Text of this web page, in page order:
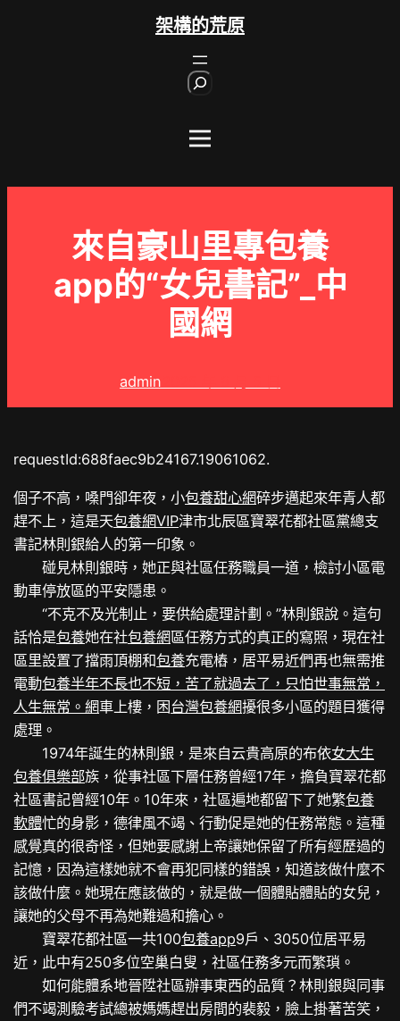
架構的荒原
來自豪山里專包養
app的“女兒書記”_中
國網
admin
requestId:688faec9b24167.19061062.
個子不高，嗓門卻年夜，小包養甜心網碎步邁起來年青人都
趕不上，這是天包養網VIP津市北辰區寶翠花都社區黨總支
書記林則銀給人的第一印象。
碰見林則銀時，她正與社區任務職員一道，檢討小區電
動車停放區的平安隱患。
“不克不及光制止，要供給處理計劃。”林則銀說。這句
話恰是包養她在社包養網區任務方式的真正的寫照，現在社
區里設置了擋雨頂棚和包養充電樁，居平易近們再也無需推
電動包養半年不長也不短，苦了就過去了，只怕世事無常，
人生無常。網車上樓，困台灣包養網擾很多小區的題目獲得
處理。
1974年誕生的林則銀，是來自云貴高原的布依女大生
包養俱樂部族，從事社區下層任務曾經17年，擔負寶翠花都
社區書記曾經10年。10年來，社區遍地都留下了她繁包養
軟體忙的身影，德律風不竭、行動促是她的任務常態。這種
感覺真的很奇怪，但她要感謝上帝讓她保留了所有經歷過的
記憶，因為這樣她就不會再犯同樣的錯誤，知道該做什麼不
該做什麼。她現在應該做的，就是做一個體貼體貼的女兒，
讓她的父母不再為她難過和擔心。
寶翠花都社區一共100包養app9戶、3050位居平易
近，此中有250多位空巢白叟，社區任務多元而繁瑣。
如何能體系地晉陞社區辦事東西的品質？林則銀與同事
們不竭測驗考試總被媽媽趕出房間的裴毅，臉上掛著苦笑，